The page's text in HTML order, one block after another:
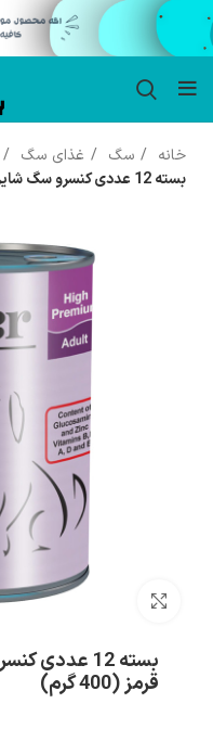
خانه سگ غذای سگ
بسته 12 عددی کنسرو سگ شایر پته مرغ و گوشت قرمز (400 گرم)
بزرگنمایی تصویر
بسته 12
قرمز (400 گرم)